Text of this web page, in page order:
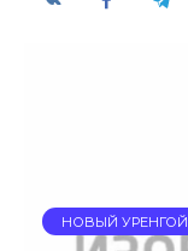
НОВЫЙ УРЕНГОЙ